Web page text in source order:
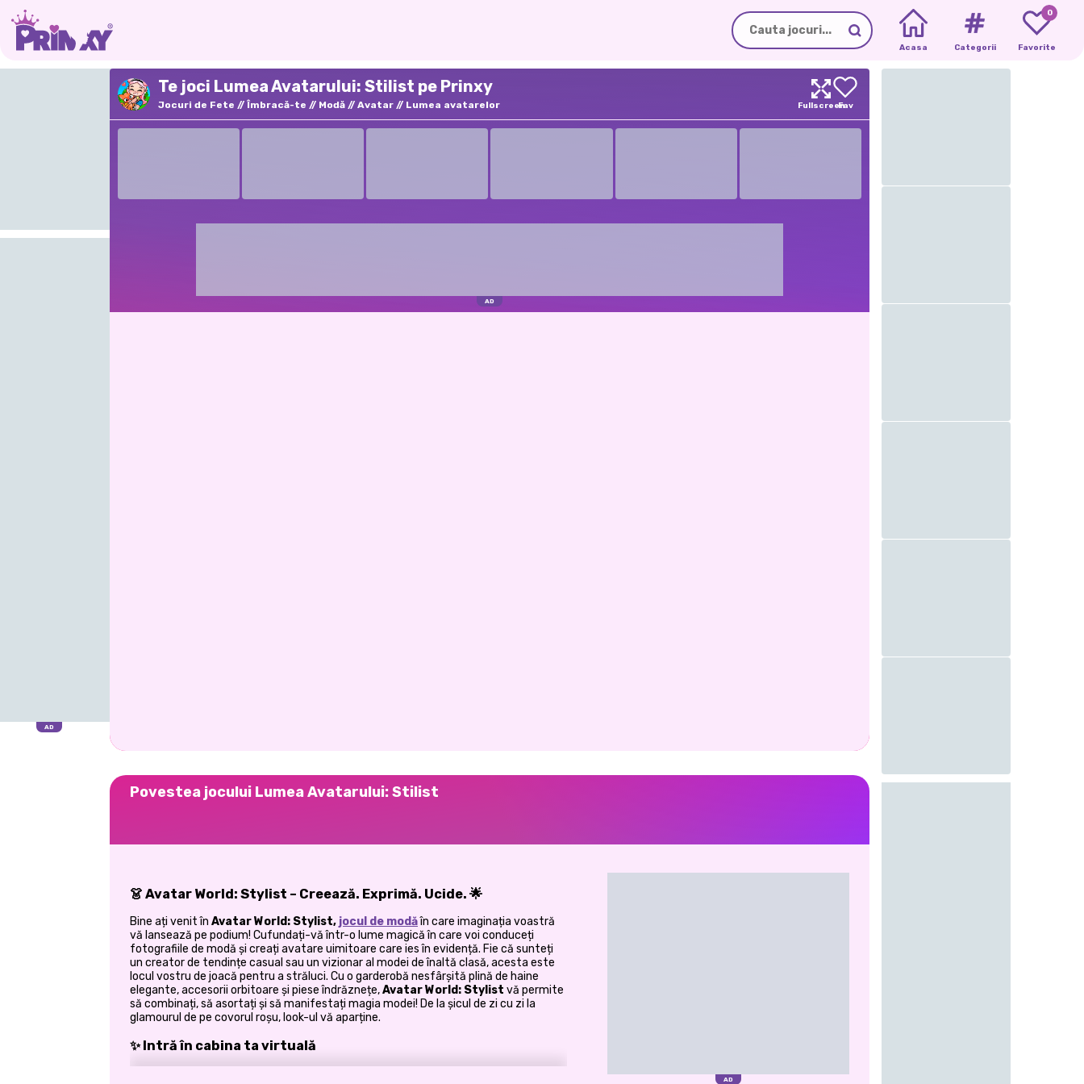
Acasa Categorii
0
Favorite
Te joci Lumea Avatarului: Stilist pe Prinxy
Jocuri de Fete Îmbracă-te Modă Avatar Lumea avatarelor
Povestea jocului Lumea Avatarului: Stilist
👗 Avatar World: Stylist – Creează. Exprimă. Ucide. 🌟
Bine ați venit în Avatar World: Stylist, jocul de modăîn care imaginația voastră
vă lansează pe podium! Cufundați-vă într-o lume magică în care voi conduceți
fotografiile de modă și creați avatare uimitoare care ies în evidență. Fie că sunteți
un creator de tendințe casual sau un vizionar al modei de înaltă clasă, acesta este
locul vostru de joacă pentru a străluci. Cu o garderobă nesfârșită plină de haine
elegante, accesorii orbitoare și piese îndrăznețe,Avatar World: Stylist vă permite
să combinați, să asortați și să manifestați magia modei! De la șicul de zi cu zi la
glamourul de pe covorul roșu, look-ul vă aparține.
✨ Intră în cabina ta virtuală